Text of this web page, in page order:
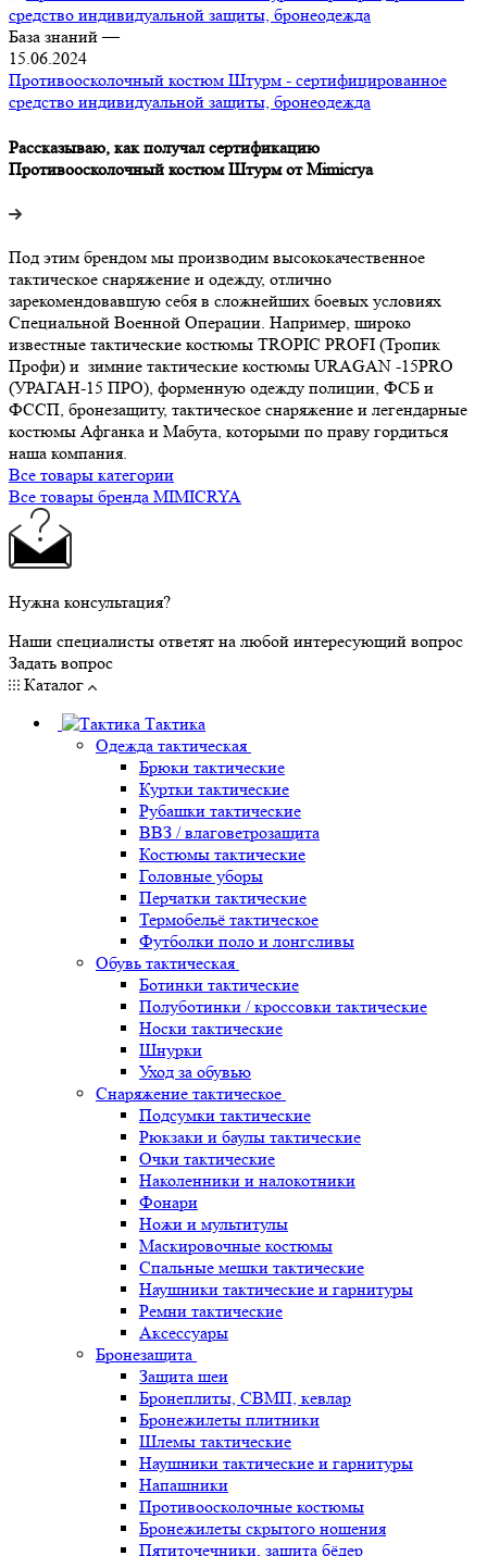
База знаний—
15.06.2024
Противоосколочный костюм Штурм - сертифицированное
средство индивидуальной защиты, бронеодежда
Рассказываю, как получал сертификацию
Противоосколочный костюм Штурм от Mimicrya
Под этим брендом мы производим высококачественное
тактическое снаряжение и одежду, отлично
зарекомендовавшую себя в сложнейших боевых условиях
Специальной Военной Операции. Например, широко
известные тактические костюмы TROPIC PROFI (Тропик
Профи) и зимние тактические костюмы URAGAN -15PRO
(УРАГАН-15 ПРО), форменную одежду полиции, ФСБ и
ФССП, бронезащиту, тактическое снаряжение и легендарные
костюмы Афганка и Мабута, которыми по праву гордиться
наша компания.
Все товары категории
Все товары бренда MIMICRYA
Нужна консультация?
Наши специалисты ответят на любой интересующий вопрос
Задать вопрос
Каталог
Тактика
Одежда тактическая
Брюки тактические
Куртки тактические
Рубашки тактические
ВВЗ / влаговетрозащита
Костюмы тактические
Головные уборы
Перчатки тактические
Термобельё тактическое
Футболки поло и лонгсливы
Обувь тактическая
Ботинки тактические
Полуботинки / кроссовки тактические
Носки тактические
Шнурки
Уход за обувью
Снаряжение тактическое
Подсумки тактические
Рюкзаки и баулы тактические
Очки тактические
Наколенники и налокотники
Фонари
Ножи и мультитулы
Маскировочные костюмы
Спальные мешки тактические
Наушники тактические и гарнитуры
Ремни тактические
Аксессуары
Бронезащита
Защита шеи
Бронеплиты, СВМП, кевлар
Бронежилеты плитники
Шлемы тактические
Наушники тактические и гарнитуры
Напашники
Противоосколочные костюмы
Бронежилеты скрытого ношения
Пятиточечники, защита бёдер